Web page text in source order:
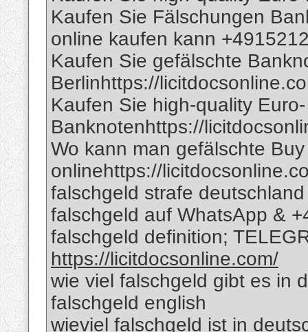
Kaufen Sie Fälschungen
online kaufen kann
Kaufen Sie gefälschte
Berlinhttps://
Kaufen Sie high-quality Euro-
Banknotenhttps://
Wo kann man gefälschte
onlinehttps://
falschgeld strafe deutschland
falschgeld auf WhatsApp &
falschgeld definition;
https://licitdocsonline.com/
wie viel falschgeld gibt es in
falschgeld english
wieviel falschgeld ist in